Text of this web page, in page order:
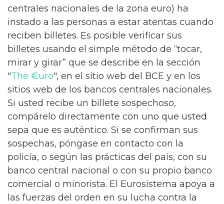
centrales nacionales de la zona euro) ha
instado a las personas a estar atentas cuando
reciben billetes. Es posible verificar sus
billetes usando el simple método de “tocar,
mirar y girar” que se describe en la sección
"The €uro", en el sitio web del BCE y en los
sitios web de los bancos centrales nacionales.
Si usted recibe un billete sospechoso,
compárelo directamente con uno que usted
sepa que es auténtico. Si se confirman sus
sospechas, póngase en contacto con la
policía, o según las prácticas del país, con su
banco central nacional o con su propio banco
comercial o minorista. El Eurosistema apoya a
las fuerzas del orden en su lucha contra la